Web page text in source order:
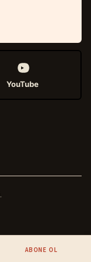
YouTube
.
ABONE OL